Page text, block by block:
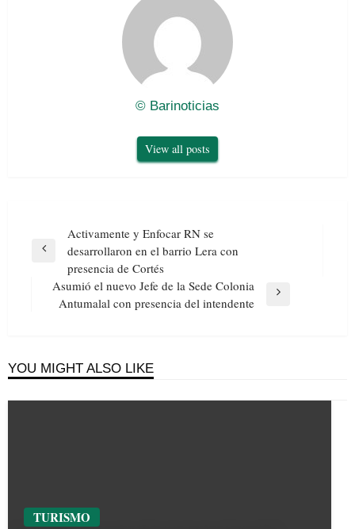
© Barinoticias
View all posts
Navegación
de
entradas
Previous
Activamente y Enfocar RN se
desarrollaron en el barrio Lera con
presencia de Cortés
Next
Asumió el nuevo Jefe de la Sede Colonia
Antumalal con presencia del intendente
YOU MIGHT ALSO LIKE
TURISMO